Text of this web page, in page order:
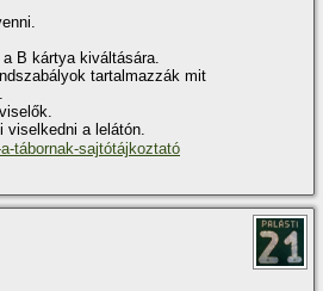
B kártya kiváltására.
tartalmazzák mit
viselkedni a lelátón.
tábornak-sajtótájkoztató